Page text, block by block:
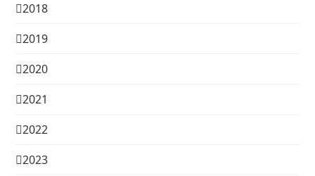
2018
2019
2020
2021
2022
2023